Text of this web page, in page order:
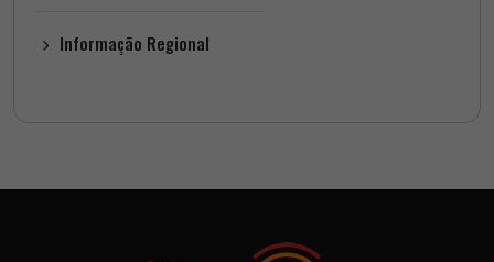
Informação Regional